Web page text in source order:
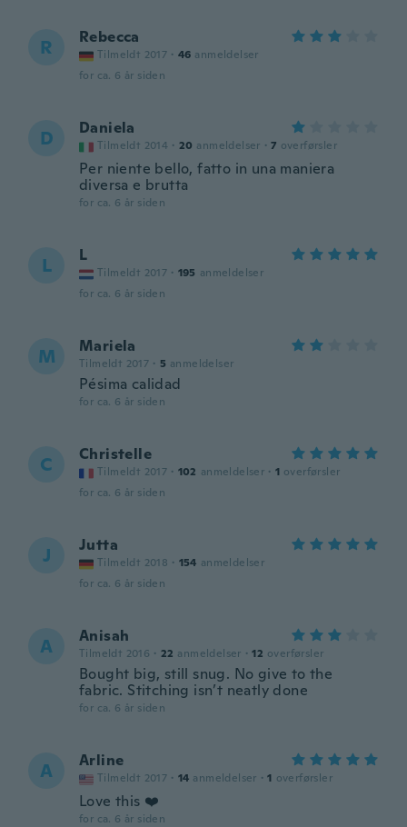
R Rebecca
Tilmeldt 2017 · 46 anmeldelser
for ca. 6 år siden
D Daniela
Tilmeldt 2014 · 20 anmeldelser · 7 overførsler
Per niente bello, fatto in una maniera
diversa e brutta
for ca. 6 år siden
L L
Tilmeldt 2017 · 195 anmeldelser
for ca. 6 år siden
M Mariela
Tilmeldt 2017 · 5 anmeldelser
Pésima calidad
for ca. 6 år siden
C Christelle
Tilmeldt 2017 · 102 anmeldelser · 1 overførsler
for ca. 6 år siden
J Jutta
Tilmeldt 2018 · 154 anmeldelser
for ca. 6 år siden
A Anisah
Tilmeldt 2016 · 22 anmeldelser · 12 overførsler
Bought big, still snug. No give to the
fabric. Stitching isn’t neatly done
for ca. 6 år siden
A Arline
Tilmeldt 2017 · 14 anmeldelser · 1 overførsler
Love this ❤️
for ca. 6 år siden